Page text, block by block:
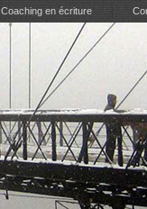
Coaching en écriture